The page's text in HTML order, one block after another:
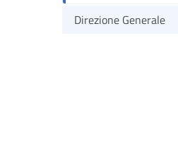
Direzione Generale